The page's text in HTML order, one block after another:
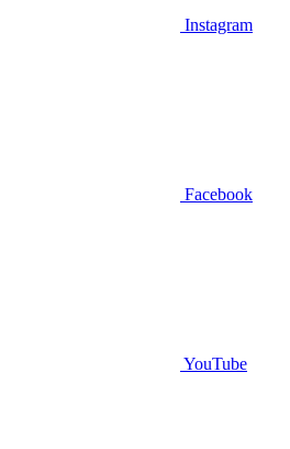
Instagram
Facebook
YouTube